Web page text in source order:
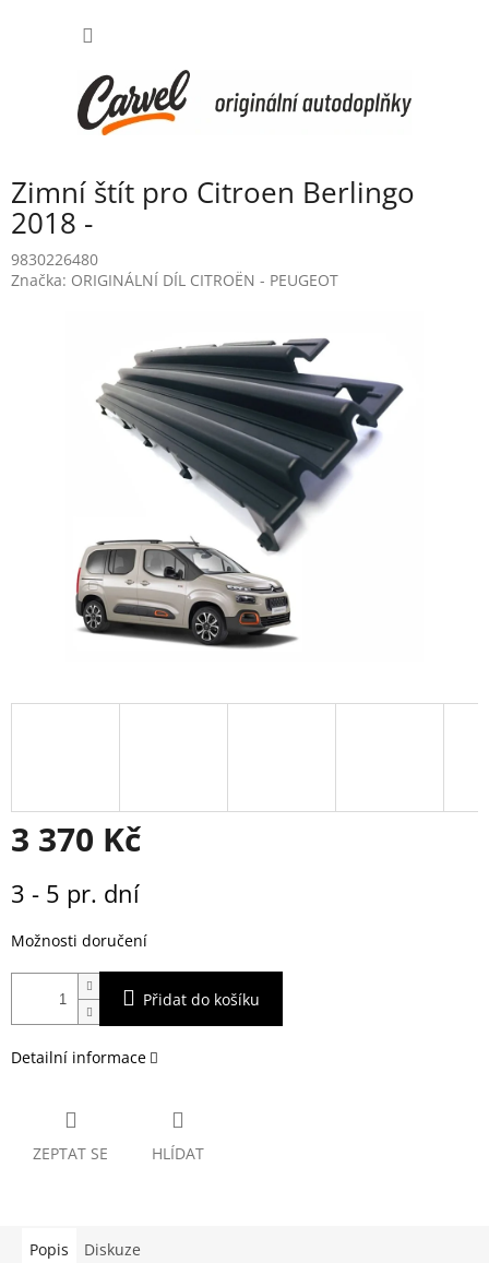
Zimní štít pro Citroen Berlingo
2018 -
9830226480
Značka: ORIGINÁLNÍ DÍL CITROËN - PEUGEOT
3 370 Kč
cena:
3 - 5 pr. dní
Možnosti doručení
Přidat do košíku
Detailní informace
ZEPTAT SE HLÍDAT
Popis Diskuze